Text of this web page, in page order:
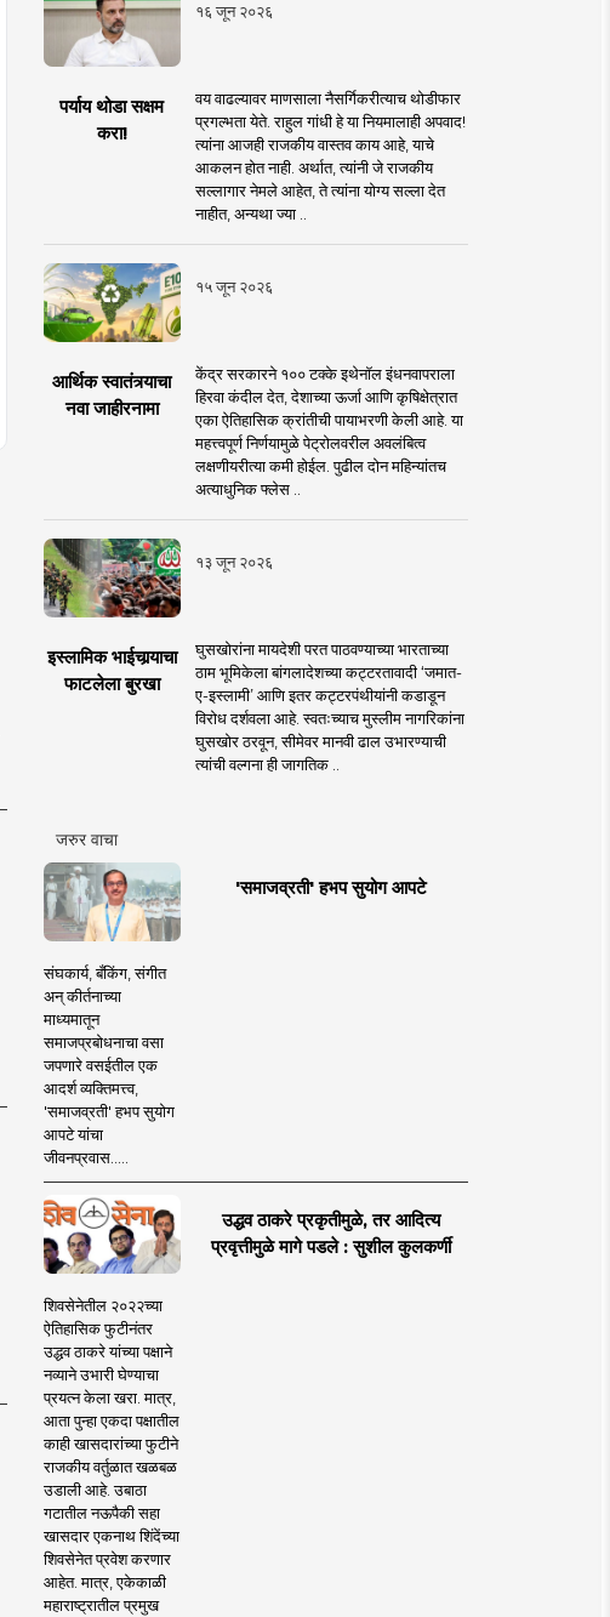
१६ जून २०२६
पर्याय थोडा सक्षम
करा!
वय वाढल्यावर माणसाला नैसर्गिकरीत्याच थोडीफार
प्रगल्भता येते. राहुल गांधी हे या नियमालाही अपवाद!
त्यांना आजही राजकीय वास्तव काय आहे, याचे
आकलन होत नाही. अर्थात, त्यांनी जे राजकीय
सल्लागार नेमले आहेत, ते त्यांना योग्य सल्ला देत
नाहीत, अन्यथा ज्या ..
१५ जून २०२६
आर्थिक स्वातंत्र्याचा
नवा जाहीरनामा
केंद्र सरकारने १०० टक्के इथेनॉल इंधनवापराला
हिरवा कंदील देत, देशाच्या ऊर्जा आणि कृषिक्षेत्रात
एका ऐतिहासिक क्रांतीची पायाभरणी केली आहे. या
महत्त्वपूर्ण निर्णयामुळे पेट्रोलवरील अवलंबित्व
लक्षणीयरीत्या कमी होईल. पुढील दोन महिन्यांतच
अत्याधुनिक फ्लेस ..
१३ जून २०२६
इस्लामिक भाईचार्‍याचा
फाटलेला बुरखा
घुसखोरांना मायदेशी परत पाठवण्याच्या भारताच्या
ठाम भूमिकेला बांगलादेशच्या कट्टरतावादी ‘जमात-
ए-इस्लामी’ आणि इतर कट्टरपंथीयांनी कडाडून
विरोध दर्शवला आहे. स्वतःच्याच मुस्लीम नागरिकांना
घुसखोर ठरवून, सीमेवर मानवी ढाल उभारण्याची
त्यांची वल्गना ही जागतिक ..
जरुर वाचा
'समाजव्रती' हभप सुयोग आपटे
संघकार्य, बँकिंग, संगीत
अन् कीर्तनाच्या
माध्यमातून
समाजप्रबोधनाचा वसा
जपणारे वसईतील एक
आदर्श व्यक्तिमत्त्व,
'समाजव्रती' हभप सुयोग
आपटे यांचा
जीवनप्रवास.....
उद्धव ठाकरे प्रकृतीमुळे, तर आदित्य
प्रवृत्तीमुळे मागे पडले : सुशील कुलकर्णी
शिवसेनेतील २०२२च्या
ऐतिहासिक फुटीनंतर
उद्धव ठाकरे यांच्या पक्षाने
नव्याने उभारी घेण्याचा
प्रयत्न केला खरा. मात्र,
आता पुन्हा एकदा पक्षातील
काही खासदारांच्या फुटीने
राजकीय वर्तुळात खळबळ
उडाली आहे. उबाठा
गटातील नऊपैकी सहा
खासदार एकनाथ शिंदेंच्या
शिवसेनेत प्रवेश करणार
आहेत. मात्र, एकेकाळी
महाराष्ट्रातील प्रमुख